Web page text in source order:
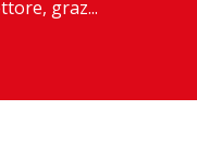
graz...